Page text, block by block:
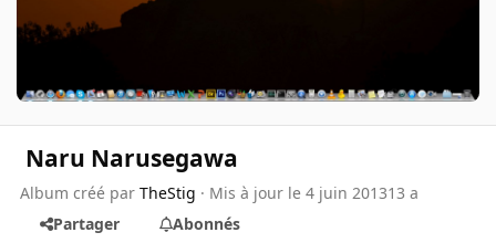
Naru Narusegawa
Album créé parTheStig · Mis à jour le 4 juin 201313 a
Partager
Abonnés